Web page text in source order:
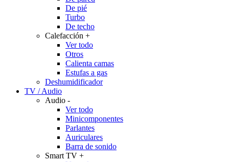
De pié
Turbo
De techo
Calefacción +
Ver todo
Otros
Calienta camas
Estufas a gas
Deshumidificador
TV / Audio
Audio -
Ver todo
Minicomponentes
Parlantes
Auriculares
Barra de sonido
Smart TV +